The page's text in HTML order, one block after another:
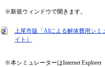
※新規ウィンドウで開きます。
上尾市版「AIによる解体費用シミ
イト）
※本シミュレーターはInternet